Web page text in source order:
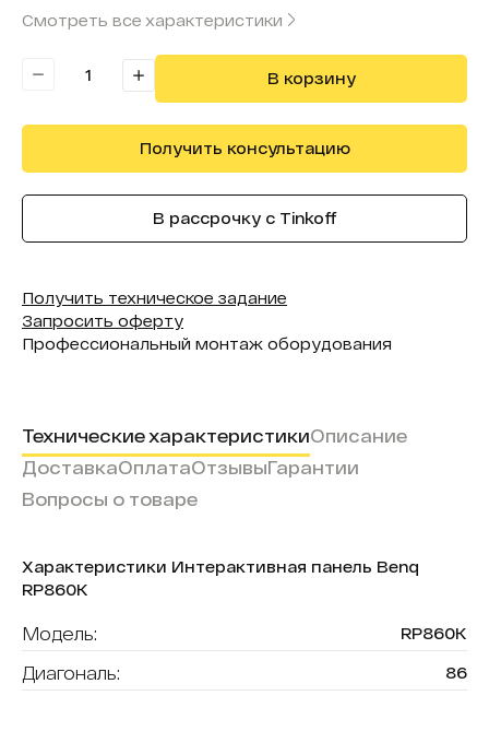
Смотреть все характеристики
В корзину
Получить консультацию
В рассрочку с Tinkoff
Получить техническое задание
Запросить оферту
Профессиональный монтаж оборудования
Технические характеристикиОписание
ДоставкаОплатаОтзывыГарантии
Вопросы о товаре
Характеристики Интерактивная панель Benq
RP860K
Модель: RP860K
Диагональ: 86